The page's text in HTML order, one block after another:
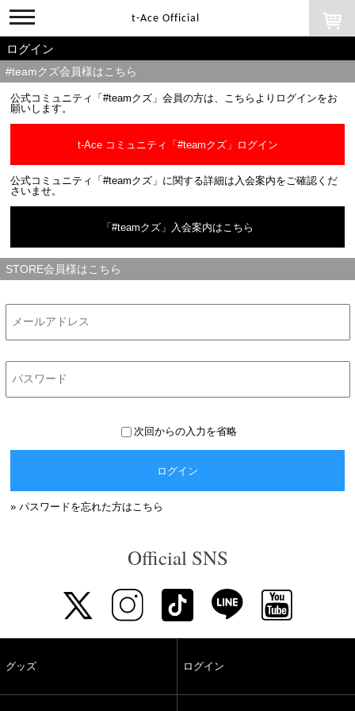
toggle
navigation
t-Ace Official
ログイン
#teamクズ会員様はこちら
公式コミュニティ「#teamクズ」会員の方は、こちらよりログインをお
願いします。
t-Ace コミュニティ「#teamクズ」ログイン
公式コミュニティ「#teamクズ」に関する詳細は入会案内をご確認くだ
さいませ。
「#teamクズ」入会案内はこちら
STORE会員様はこちら
次回からの入力を省略
ログイン
» パスワードを忘れた方はこちら
Official SNS
グッズ ログイン